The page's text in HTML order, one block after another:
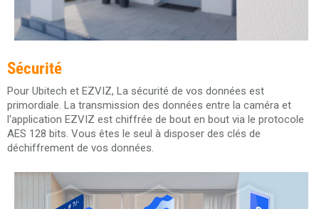
Sécurité
Pour Ubitech et EZVIZ, La sécurité de vos données est
primordiale. La transmission des données entre la caméra et
l'application EZVIZ est chiffrée de bout en bout via le protocole
AES 128 bits. Vous êtes le seul à disposer des clés de
déchiffrement de vos données.